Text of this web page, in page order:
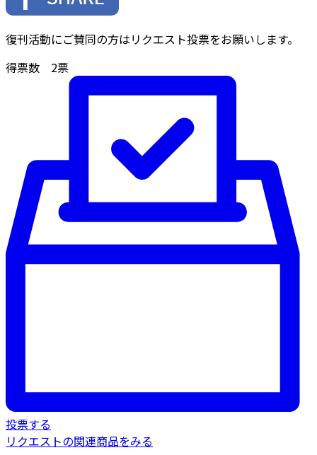
復刊活動にご賛同の方はリクエスト投票をお願いします。
得票数 2票
投票する
リクエストの関連商品をみる